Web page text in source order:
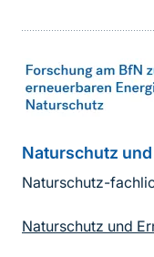
Naturschutz
Naturschutz-
Naturschutz und